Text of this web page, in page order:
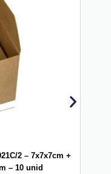
2 – 7x7x7cm +
– 10 unid